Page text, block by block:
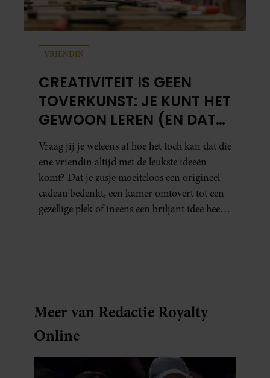
VRIENDIN
CREATIVITEIT IS GEEN
TOVERKUNST: JE KUNT HET
GEWOON LEREN (EN DAT
DOE JE ZO)
Vraag jij je weleens af hoe het toch kan dat die
ene vriendin altijd met de leukste ideeën
komt? Dat je zusje moeiteloos een origineel
cadeau bedenkt, een kamer omtovert tot een
gezellige plek of ineens een briljant idee heeft
Meer van Redactie Royalty
Online